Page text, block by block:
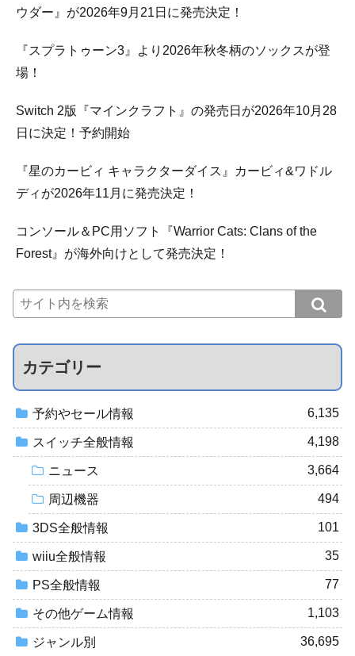
ウダー』が2026年9月21日に発売決定！
『スプラトゥーン3』より2026年秋冬柄のソックスが登
場！
Switch 2版『マインクラフト』の発売日が2026年10月28
日に決定！予約開始
『星のカービィ キャラクターダイス』カービィ&ワドル
ディが2026年11月に発売決定！
コンソール＆PC用ソフト『Warrior Cats: Clans of the
Forest』が海外向けとして発売決定！
カテゴリー
予約やセール情報 6,135
スイッチ全般情報 4,198
ニュース 3,664
周辺機器 494
3DS全般情報 101
wiiu全般情報 35
PS全般情報 77
その他ゲーム情報 1,103
ジャンル別 36,695